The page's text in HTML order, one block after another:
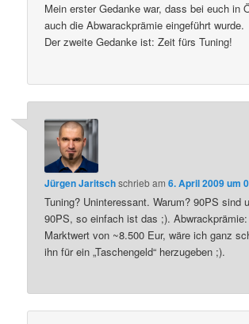
Mein erster Gedanke war, dass bei euch in
auch die Abwarackprämie eingeführt wurde.
Der zweite Gedanke ist: Zeit fürs Tuning!
Jürgen Jaritschschriebam6. April 2009 um
Tuning? Uninteressant. Warum? 90PS sind
90PS, so einfach ist das ;).
Marktwert von ~8.500 Eur, wäre ich ganz
ihn für ein „Taschengeld“ herzugeben ;).